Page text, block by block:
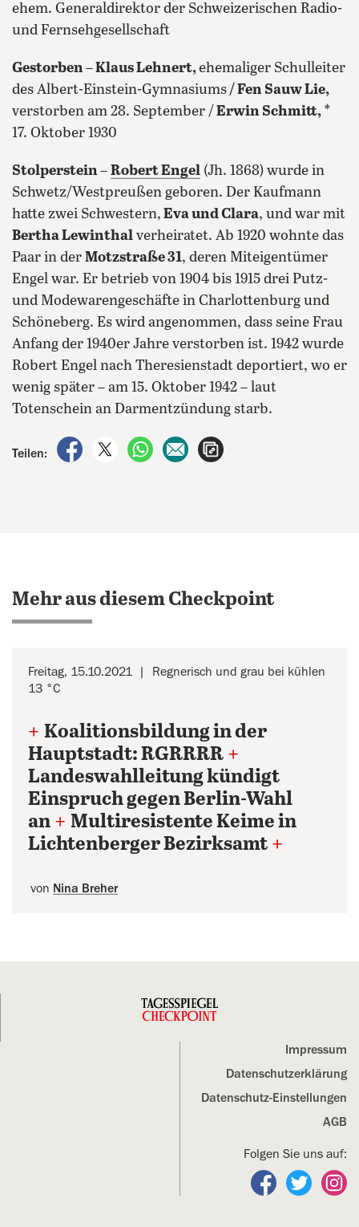
ehem. Generaldirektor der Schweizerischen Radio-
und Fernsehgesellschaft
Gestorben – Klaus Lehnert,ehemaliger Schulleiter
des Albert-Einstein-Gymnasiums/ Fen Sauw Lie,
verstorben am 28. September / Erwin Schmitt, *
17. Oktober 1930
Stolperstein– Robert Engel (Jh. 1868) wurde in
Schwetz/Westpreußen geboren. Der Kaufmann
hatte zwei Schwestern, Eva und Clara, und war mit
Bertha Lewinthal verheiratet. Ab 1920 wohnte das
Paar in der Motzstraße 31, deren Miteigentümer
Engel war. Er betrieb von 1904 bis 1915 drei Putz-
und Modewarengeschäfte in Charlottenburg und
Schöneberg. Es wird angenommen, dass seine Frau
Anfang der 1940er Jahre verstorben ist. 1942 wurde
Robert Engel nach Theresienstadt deportiert, wo er
wenig später – am 15. Oktober 1942 – laut
Totenschein an Darmentzündung starb.
Teilen:
auf Facebook teilen
auf X teilenper WhatsApp teilen
per E-Mail teilen
Mehr aus diesem Checkpoint
Freitag, 15.10.2021
Regnerisch und grau bei kühlen
13 °C
+ Koalitionsbildung in der
Hauptstadt: RGRRRR +
Landeswahlleitung kündigt
Einspruch gegen Berlin-Wahl
an + Multiresistente Keime in
Lichtenberger Bezirksamt +
von Nina Breher
Impressum
Datenschutz­erklärung
Datenschutz-Einstellungen
AGB
Folgen Sie uns auf:
Folgen Sie